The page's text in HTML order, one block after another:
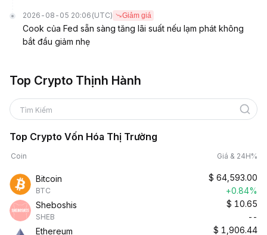
2026-08-05 20:06 (UTC) Giảm giá
Cook của Fed sẵn sàng tăng lãi suất nếu lạm phát không
bắt đầu giảm nhẹ
Top Crypto Thịnh Hành
Tìm Kiếm
Top Crypto Vốn Hóa Thị Trường
Coin Giá & 24H%
Bitcoin
BTC
$ 64,593.00
+0.84%
Sheboshis
SHEB
$ 10.65
--
Ethereum
$ 1,906.44